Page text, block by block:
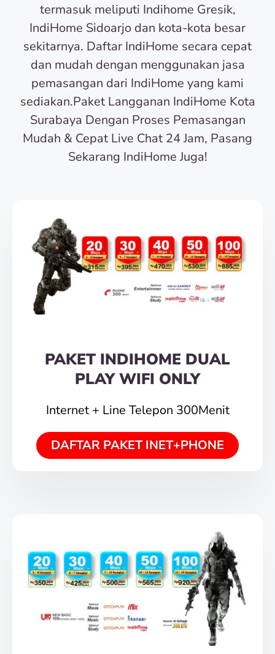
termasuk meliputi Indihome Gresik,
IndiHome Sidoarjo dan kota-kota besar
sekitarnya. Daftar IndiHome secara cepat
dan mudah dengan menggunakan jasa
pemasangan dari IndiHome yang kami
sediakan.Paket Langganan IndiHome Kota
Surabaya Dengan Proses Pemasangan
Mudah & Cepat Live Chat 24 Jam, Pasang
Sekarang IndiHome Juga!
PAKET INDIHOME DUAL
PLAY WIFI ONLY
Internet + Line Telepon 300Menit
DAFTAR PAKET INET+PHONE